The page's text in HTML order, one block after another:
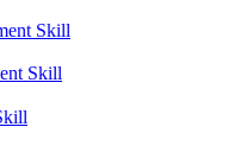
Skill
Skill